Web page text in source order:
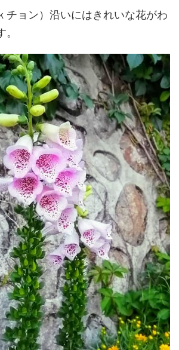
チョン）沿いにはきれいな花がわ